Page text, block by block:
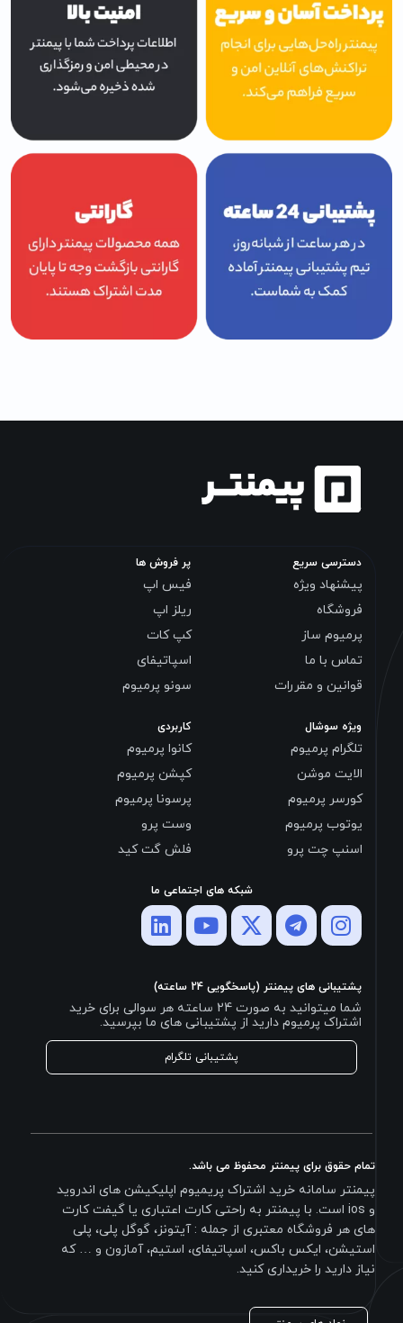
دسترسی سریع
پیشنهاد ویژه
فروشگاه
پرمیوم ساز
تماس با ما
قوانین و مقررات
پر فروش ها
فیس اپ
ریلز اپ
کپ کات
اسپاتیفای
سونو پرمیوم
ویژه سوشال
تلگرام پرمیوم
الایت موشن
کورسر پرمیوم
یوتوب پرمیوم
اسنپ چت پرو
کاربردی
کانوا پرمیوم
کپشن پرمیوم
پرسونا پرمیوم
وست پرو
فلش گت کید
شبکه های اجتماعی ما
پشتیبانی های پیمنتر (پاسخگویی 24 ساعته)
شما میتوانید به صورت 24 ساعته هر سوالی برای خرید
اشتراک پرمیوم دارید از پشتیبانی های ما بپرسید.
پشتیبانی تلگرام
تمام حقوق برای پیمنتر محفوظ می باشد.
پیمنتر سامانه خرید اشتراک پریمیوم اپلیکیشن های اندروید
و ios است. با پیمنتر به راحتی کارت اعتباری یا گیفت کارت
های هر فروشگاه معتبری از جمله : آیتونز، گوگل پلی، پلی
استیشن، ایکس باکس، اسپاتیفای، استیم، آمازون و … که
نیاز دارید را خریداری کنید.